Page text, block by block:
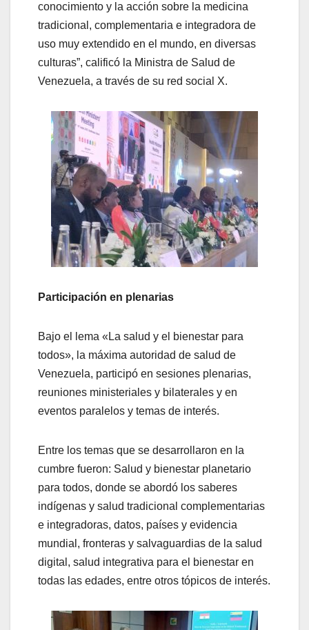
conocimiento y la acción sobre la medicina
tradicional, complementaria e integradora de
uso muy extendido en el mundo, en diversas
culturas”, calificó la Ministra de Salud de
Venezuela, a través de su red social X.
Participación en plenarias
Bajo el lema «La salud y el bienestar para
todos», la máxima autoridad de salud de
Venezuela, participó en sesiones plenarias,
reuniones ministeriales y bilaterales y en
eventos paralelos y temas de interés.
Entre los temas que se desarrollaron en la
cumbre fueron: Salud y bienestar planetario
para todos, donde se abordó los saberes
indígenas y salud tradicional complementarias
e integradoras, datos, países y evidencia
mundial, fronteras y salvaguardias de la salud
digital, salud integrativa para el bienestar en
todas las edades, entre otros tópicos de interés.